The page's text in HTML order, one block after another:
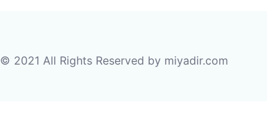
© 2021 All Rights Reserved by miyadir.com